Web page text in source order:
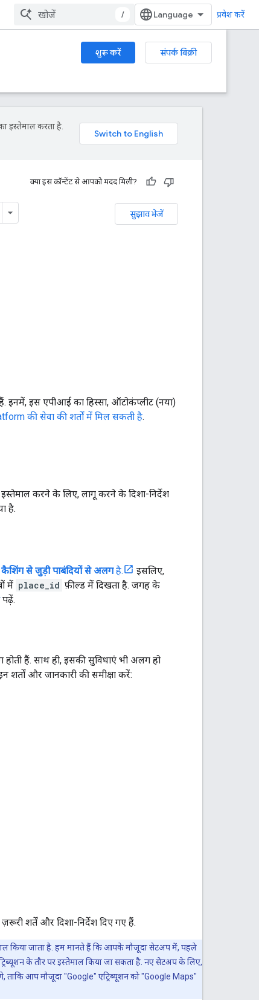
/ प्रवेश करें
शुरू करें
संपर्क बिक्री
इस्तेमाल करता है.
क्या इस कॉन्टेंट से आपको मदद मिली?
सुझाव भेजें
इनमें, इस एपीआई का हिस्सा, ऑटोकंप्लीट (नया)
की सेवा की शर्तों में मिल सकती है.
करने के लिए, लागू करने के दिशा-निर्देश
है.
कैशिंग से जुड़ी पाबंदियों से अलगहै.
इसलिए,
में place_id फ़ील्ड में दिखता है. जगह के
पढ़ें.
होती हैं. साथ ही, इसकी सुविधाएं भी अलग हो
और जानकारी की समीक्षा करें:
शर्तें और दिशा-निर्देश दिए गए हैं.
किया जाता है. हम मानते हैं कि आपके मौजूदा सेटअप में, पहले
के तौर पर इस्तेमाल किया जा सकता है. नए सेटअप के लिए,
आप मौजूदा "Google" एट्रिब्यूशन को "Google Maps"